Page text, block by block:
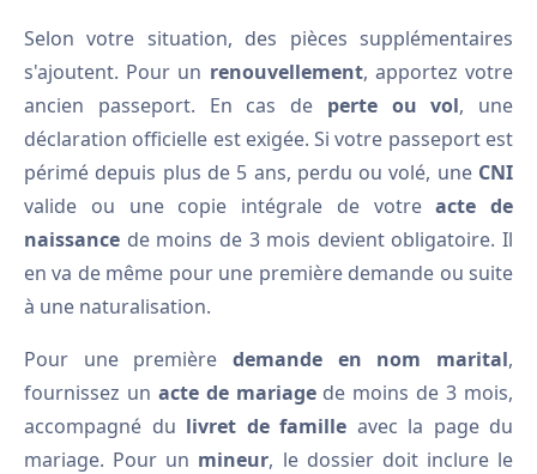
Selon votre situation, des pièces supplémentaires
s'ajoutent. Pour un renouvellement, apportez votre
ancien passeport. En cas de perte ou vol, une
déclaration officielle est exigée. Si votre passeport est
périmé depuis plus de 5 ans, perdu ou volé, une CNI
valide ou une copie intégrale de votreacte de
naissance de moins de 3 mois devient obligatoire. Il
en va de même pour une première demande ou suite
à une naturalisation.
Pour une première demande en nom marital,
fournissez un acte de mariagede moins de 3 mois,
accompagné du livret de famille avec la page du
mariage. Pour un mineur, le dossier doit inclure le